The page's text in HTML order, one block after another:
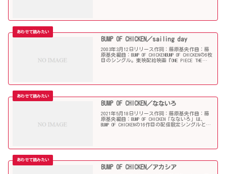
BUMP OF CHICKEN／sailing day
2003年3月12日リリース作詞：藤原基央作曲：藤
原基央編曲：BUMP OF CHICKENBUMP OF CHICKENの6枚
目のシングル。東映配給映画『ONE PIECE THE
BUMP OF CHICKEN／なないろ
2021年5月18日リリース作詞：藤原基央作曲：藤
原基央編曲：BUMP OF CHICKEN「なないろ」は、
BUMP OF CHICKENの16作目の配信限定シングルとし
BUMP OF CHICKEN／アカシア